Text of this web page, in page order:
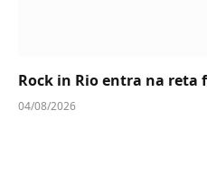
Rock in Rio entra na reta
04/08/2026